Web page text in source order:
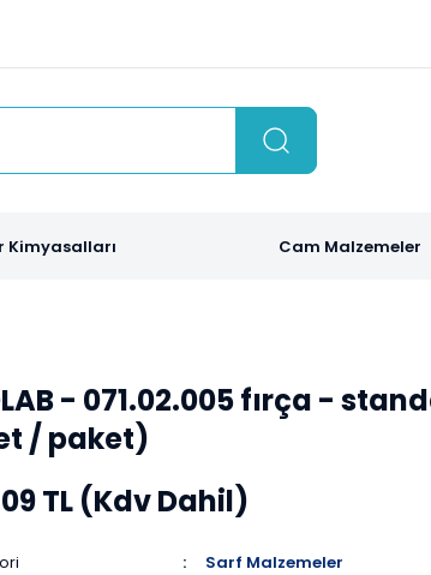
Kimyasalları Cam Malzemeler
- 071.02.005 fırça -
/ paket)
TL (Kdv Dahil)
Sarf Malzemeler